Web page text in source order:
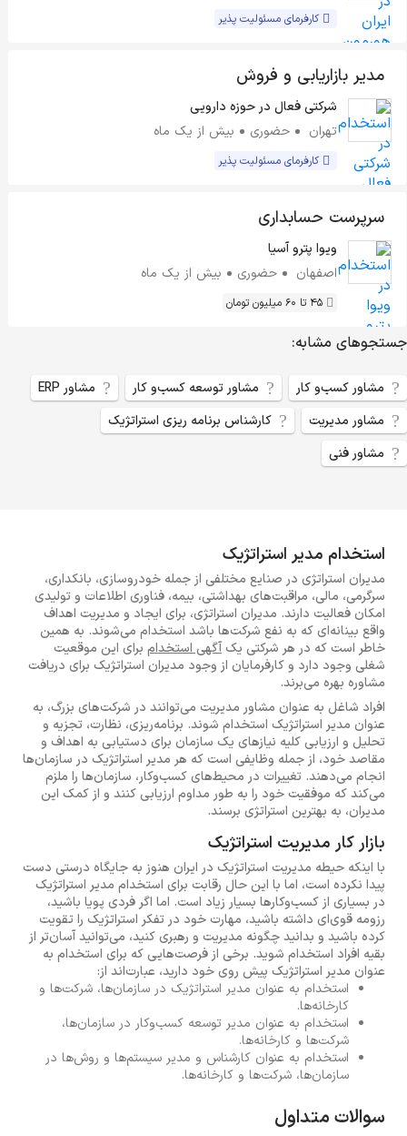
کارفرمای مسئولیت پذیر
مدیر بازاریابی و فروش
شرکتی فعال در حوزه دارویی
تهران
حضوری بیش از یک ماه
کارفرمای مسئولیت پذیر
سرپرست حسابداری
ویوا پترو آسیا
اصفهان
حضوری بیش از یک ماه
45 تا 60 میلیون تومان
جستجو‌های مشابه:
مشاور کسب‌و کار مشاور توسعه کسب‌و کار
مشاور ERP
مشاور مدیریت
کارشناس برنامه ریزی استراتژیک
مشاور فنی
استخدام مدیر استراتژیک
مدیران استراتژی در صنایع مختلفی از جمله خودروسازی، بانکداری،
سرگرمی، مالی، مراقبت‌های بهداشتی، بیمه، فناوری اطلاعات و تولیدی
امکان فعالیت دارند. مدیران استراتژی، برای ایجاد و مدیریت اهداف
واقع بینانه‌ای که به نفع شرکت‌ها باشد استخدام می‌شوند. به همین
خاطر است که در هر شرکتی یک آگهی استخدام برای این موقعیت
شغلی وجود دارد و کارفرمایان از وجود مدیران استراتژیک برای دریافت
مشاوره بهره می‌برند.
افراد شاغل به عنوان مشاور مدیریت می‌توانند در شرکت‌های بزرگ، به
عنوان مدیر استراتژیک استخدام شوند. برنامه‌ریزی، نظارت، تجزیه و
تحلیل و ارزیابی کلیه نیازهای یک سازمان برای دستیابی به اهداف و
مقاصد خود، از جمله وظایفی است که هر مدیر استراتژیک در سازمان‌ها
انجام می‌دهند. تغییرات در محیط‌های کسب‌وکار، سازمان‌ها را ملزم
می‌کند که موفقیت خود را به طور مداوم ارزیابی کنند و از کمک این
مدیران، به بهترین استراتژی برسند.
بازار کار مدیریت استراتژیک
با اینکه حیطه مدیریت استراتژیک در ایران هنوز به جایگاه درستی دست
پیدا نکرده است، اما با این حال رقابت برای استخدام مدیر استراتژیک
در بسیاری از کسب‌وکارها بسیار زیاد است. اما اگر فردی پویا باشید،
رزومه قوی‌ای داشته باشید، مهارت خود در تفکر استراتژیک را تقویت
کرده باشید و بدانید چگونه مدیریت و رهبری کنید، می‌توانید آسان‌تر از
بقیه افراد استخدام شوید. برخی از فرصت‌هایی که برای استخدام به
عنوان مدیر استراتژیک پیش روی خود دارید، عبارت‌اند از:
استخدام به عنوان مدیر استراتژیک در سازمان‌ها، شرکت‌ها و
کارخانه‌ها.
استخدام به عنوان مدیر توسعه کسب‌وکار در سازمان‌ها،
شرکت‌ها و کارخانه‌ها.
استخدام به عنوان کارشناس و مدیر سیستم‌ها و روش‌ها در
سازمان‌ها، شرکت‌ها و کارخانه‌ها.
سوالات متداول